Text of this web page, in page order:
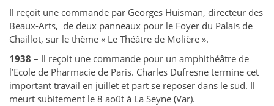
Il reçoit une commande par Georges Huisman, directeur des
Beaux-Arts, de deux panneaux pour le Foyer du Palais de
Chaillot, sur le thème « Le Théâtre de Molière ».
1938 – Il reçoit une commande pour un amphithéâtre de
l’Ecole de Pharmacie de Paris. Charles Dufresne termine cet
important travail en juillet et part se reposer dans le sud. Il
meurt subitement le 8 août à La Seyne (Var).